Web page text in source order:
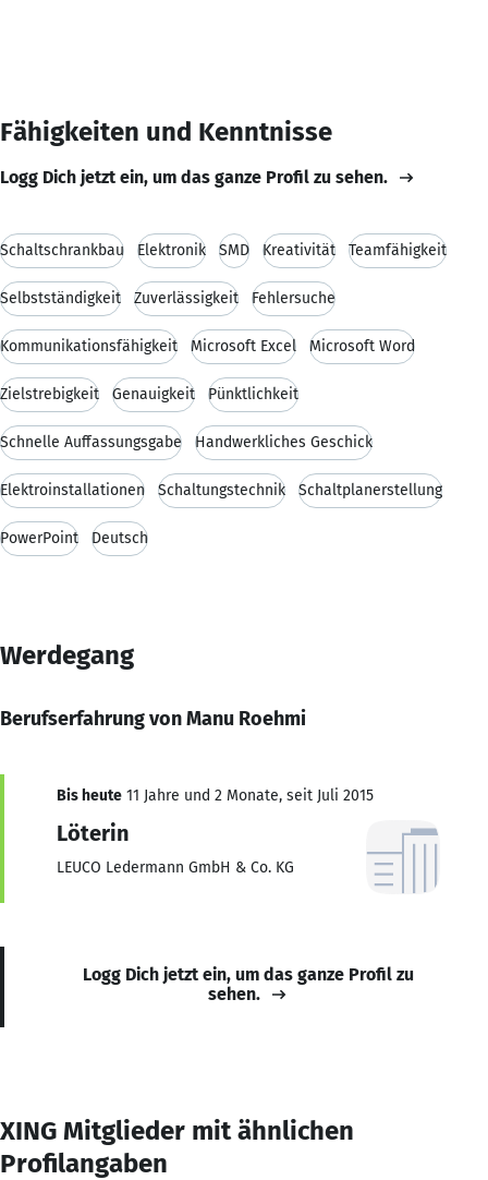
Fähigkeiten und Kenntnisse
Logg Dich jetzt ein, um das ganze Profil zu sehen.
Schaltschrankbau Elektronik SMD Kreativität Teamfähigkeit
Selbstständigkeit Zuverlässigkeit Fehlersuche
Kommunikationsfähigkeit Microsoft Excel Microsoft Word
Zielstrebigkeit Genauigkeit Pünktlichkeit
Schnelle Auffassungsgabe Handwerkliches Geschick
Elektroinstallationen Schaltungstechnik Schaltplanerstellung
PowerPoint Deutsch
Werdegang
Berufserfahrung von Manu Roehmi
Bis heute 11 Jahre und 2 Monate, seit Juli 2015
Löterin
LEUCO Ledermann GmbH & Co. KG
Logg Dich jetzt ein, um das ganze Profil zu
sehen.
XING Mitglieder mit ähnlichen
Profilangaben